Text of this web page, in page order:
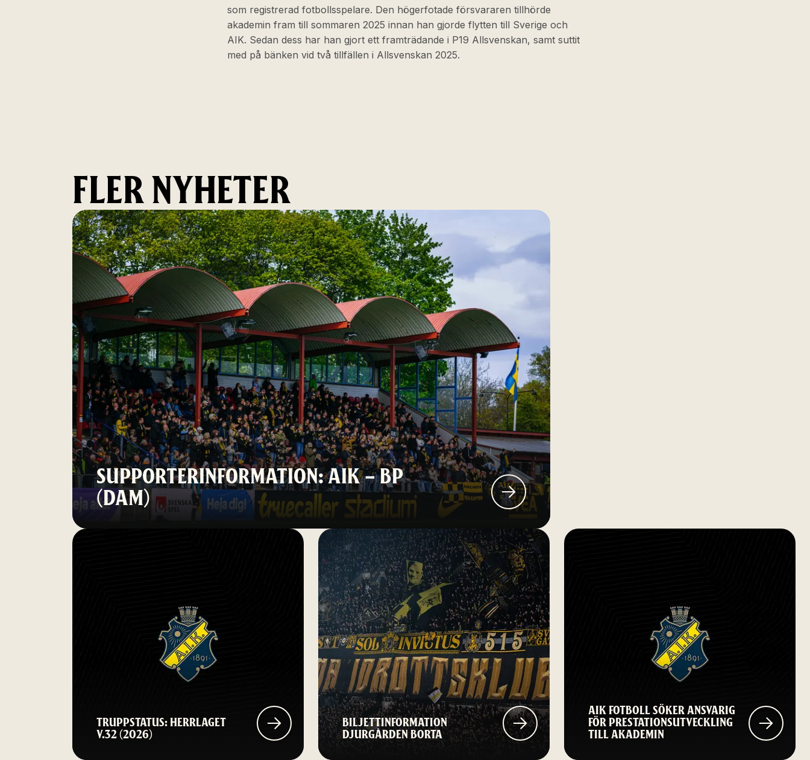
som registrerad fotbollsspelare. Den högerfotade försvararen tillhörde
akademin fram till sommaren 2025 innan han gjorde flytten till Sverige och
AIK. Sedan dess har han gjort ett framträdande i P19 Allsvenskan, samt suttit
med på bänken vid två tillfällen i Allsvenskan 2025.
FLER NYHETER
SUPPORTERINFORMATION: AIK – BP
(DAM)
TRUPPSTATUS: HERRLAGET
V.32 (2026)
BILJETTINFORMATION
DJURGÅRDEN BORTA
AIK FOTBOLL SÖKER ANSVARIG
FÖR PRESTATIONSUTVECKLING
TILL AKADEMIN